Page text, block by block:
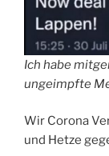
Ich habe
ungeimpfte
Wir Corona
und Hetze